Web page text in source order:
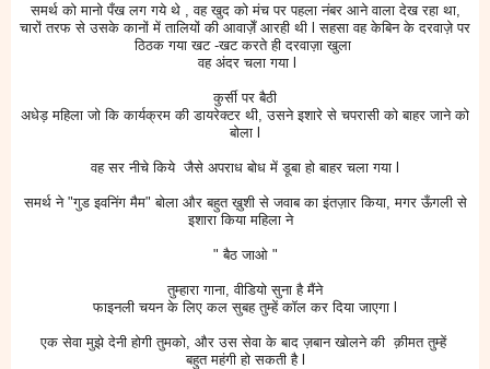
समर्थ को मानो पँख लग गये थे , वह खुद को मंच पर पहला नंबर आने वाला देख रहा था,
चारों तरफ से उसके कानों में तालियों की आवाज़ेँ आरही थी l सहसा वह केबिन के दरवाज़े पर
ठिठक गया खट -खट करते ही दरवाज़ा खुला
वह अंदर चला गया l
कुर्सी पर बैठी
अधेड़ महिला जो कि कार्यक्रम की डायरेक्टर थी, उसने इशारे से चपरासी को बाहर जाने को
बोला l
वह सर नीचे किये जैसे अपराध बोध में डूबा हो बाहर चला गया l
समर्थ ने "गुड इवनिंग मैम" बोला और बहुत ख़ुशी से जवाब का इंतज़ार किया, मगर ऊँगली से
इशारा किया महिला ने
" बैठ जाओ "
तुम्हारा गाना, वीडियो सुना है मैंने
फाइनली चयन के लिए कल सुबह तुम्हें कॉल कर दिया जाएगा l
एक सेवा मुझे देनी होगी तुमको, और उस सेवा के बाद ज़बान खोलने की क़ीमत तुम्हें
बहुत महंगी हो सकती है l